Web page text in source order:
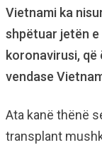
Vietnami ka
shpëtuar jetën
koronavirusi,
vendase
Ata kanë thënë
transplant